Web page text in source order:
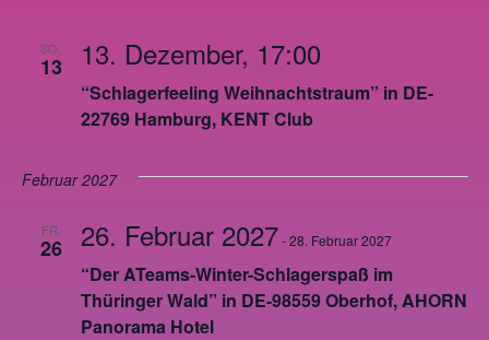
SO.
13
“Schlagerfeeling Weihnachtstraum” in DE-
22769 Hamburg, KENT Club
13. Dezember, 17:00
Februar 2027
FR.
26
“Der ATeams-Winter-Schlagerspaß im
Thüringer Wald” in DE-98559 Oberhof, AHORN
Panorama Hotel
26. Februar 2027 -28. Februar 2027